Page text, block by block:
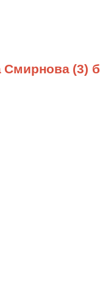
Смирнова (3)